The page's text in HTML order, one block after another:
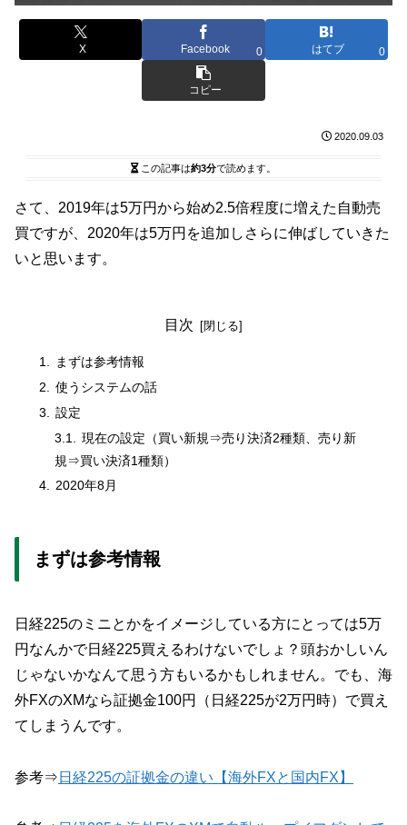
X Facebook 0 はてブ 0
コピー
2020.09.03
この記事は約3分で読めます。
さて、2019年は5万円から始め2.5倍程度に増えた自動売
買ですが、2020年は5万円を追加しさらに伸ばしていきた
いと思います。
目次
まずは参考情報
使うシステムの話
設定
現在の設定（買い新規⇒売り決済2種類、売り新
規⇒買い決済1種類）
2020年8月
まずは参考情報
日経225のミニとかをイメージしている方にとっては5万
円なんかで日経225買えるわけないでしょ？頭おかしいん
じゃないかなんて思う方もいるかもしれません。でも、海
外FXのXMなら証拠金100円（日経225が2万円時）で買え
てしまうんです。
参考⇒ 日経225の証拠金の違い【海外FXと国内FX】